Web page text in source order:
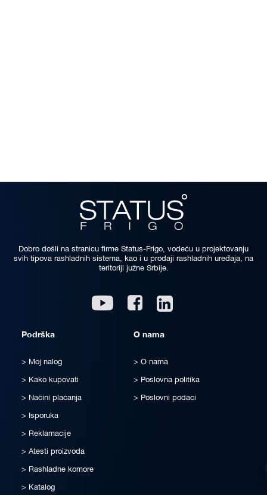
Dobro došli na stranicu firme Status-Frigo, vodeću u projektovanju
svih tipova rashladnih sistema, kao i u prodaji rashladnih uređaja, na
teritoriji južne Srbije.
Youtube Facebook
Podrška
Moj nalog
Kako kupovati
Načini plaćanja
Isporuka
Reklamacije
Atesti proizvoda
Rashladne komore
Katalog
O nama
O nama
Poslovna politika
Poslovni podaci